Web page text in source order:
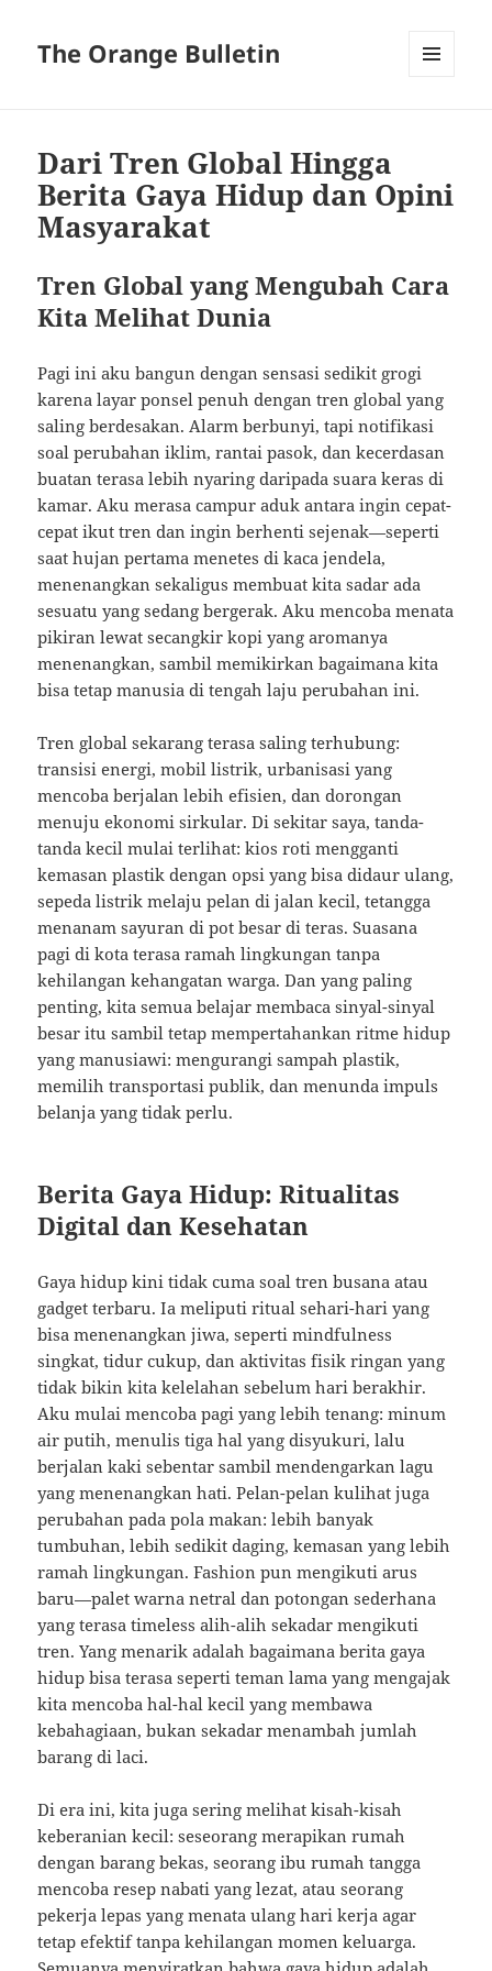
The Orange Bulletin
Dari Tren Global Hingga
Berita Gaya Hidup dan Opini
Masyarakat
Tren Global yang Mengubah Cara
Kita Melihat Dunia
Pagi ini aku bangun dengan sensasi sedikit grogi
karena layar ponsel penuh dengan tren global yang
saling berdesakan. Alarm berbunyi, tapi notifikasi
soal perubahan iklim, rantai pasok, dan kecerdasan
buatan terasa lebih nyaring daripada suara keras di
kamar. Aku merasa campur aduk antara ingin cepat-
cepat ikut tren dan ingin berhenti sejenak—seperti
saat hujan pertama menetes di kaca jendela,
menenangkan sekaligus membuat kita sadar ada
sesuatu yang sedang bergerak. Aku mencoba menata
pikiran lewat secangkir kopi yang aromanya
menenangkan, sambil memikirkan bagaimana kita
bisa tetap manusia di tengah laju perubahan ini.
Tren global sekarang terasa saling terhubung:
transisi energi, mobil listrik, urbanisasi yang
mencoba berjalan lebih efisien, dan dorongan
menuju ekonomi sirkular. Di sekitar saya, tanda-
tanda kecil mulai terlihat: kios roti mengganti
kemasan plastik dengan opsi yang bisa didaur ulang,
sepeda listrik melaju pelan di jalan kecil, tetangga
menanam sayuran di pot besar di teras. Suasana
pagi di kota terasa ramah lingkungan tanpa
kehilangan kehangatan warga. Dan yang paling
penting, kita semua belajar membaca sinyal-sinyal
besar itu sambil tetap mempertahankan ritme hidup
yang manusiawi: mengurangi sampah plastik,
memilih transportasi publik, dan menunda impuls
belanja yang tidak perlu.
Berita Gaya Hidup: Ritualitas
Digital dan Kesehatan
Gaya hidup kini tidak cuma soal tren busana atau
gadget terbaru. Ia meliputi ritual sehari-hari yang
bisa menenangkan jiwa, seperti mindfulness
singkat, tidur cukup, dan aktivitas fisik ringan yang
tidak bikin kita kelelahan sebelum hari berakhir.
Aku mulai mencoba pagi yang lebih tenang: minum
air putih, menulis tiga hal yang disyukuri, lalu
berjalan kaki sebentar sambil mendengarkan lagu
yang menenangkan hati. Pelan-pelan kulihat juga
perubahan pada pola makan: lebih banyak
tumbuhan, lebih sedikit daging, kemasan yang lebih
ramah lingkungan. Fashion pun mengikuti arus
baru—palet warna netral dan potongan sederhana
yang terasa timeless alih-alih sekadar mengikuti
tren. Yang menarik adalah bagaimana berita gaya
hidup bisa terasa seperti teman lama yang mengajak
kita mencoba hal-hal kecil yang membawa
kebahagiaan, bukan sekadar menambah jumlah
barang di laci.
Di era ini, kita juga sering melihat kisah-kisah
keberanian kecil: seseorang merapikan rumah
dengan barang bekas, seorang ibu rumah tangga
mencoba resep nabati yang lezat, atau seorang
pekerja lepas yang menata ulang hari kerja agar
tetap efektif tanpa kehilangan momen keluarga.